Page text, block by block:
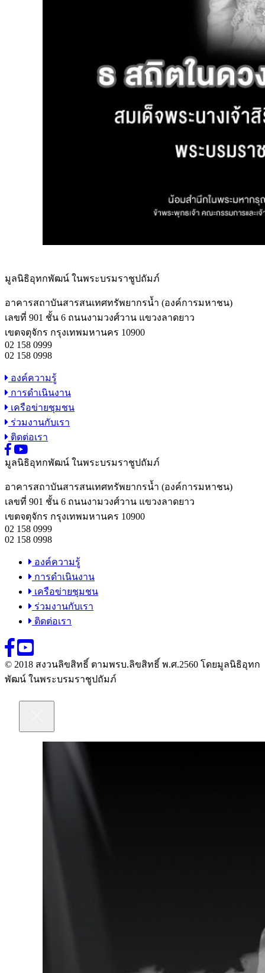
มูลนิธิอุทกพัฒน์ ในพระบรมราชูปถัมภ์
อาคารสถาบันสารสนเทศทรัพยากรน้ำ (องค์การมหาชน)
เลขที่ 901 ชั้น 6 ถนนงามวงศ์วาน แขวงลาดยาว
เขตจตุจักร กรุงเทพมหานคร 10900
02 158 0999
02 158 0998
องค์ความรู้
การดำเนินงาน
เครือข่ายชุมชน
ร่วมงานกับเรา
ติดต่อเรา
มูลนิธิอุทกพัฒน์ ในพระบรมราชูปถัมภ์
อาคารสถาบันสารสนเทศทรัพยากรน้ำ (องค์การมหาชน)
เลขที่ 901 ชั้น 6 ถนนงามวงศ์วาน แขวงลาดยาว
เขตจตุจักร กรุงเทพมหานคร 10900
02 158 0999
02 158 0998
องค์ความรู้
การดำเนินงาน
เครือข่ายชุมชน
ร่วมงานกับเรา
ติดต่อเรา
© 2018 สงวนลิขสิทธิ์ ตามพรบ.ลิขสิทธิ์ พ.ศ.2560 โดยมูลนิธิอุทก
พัฒน์ ในพระบรมราชูปถัมภ์